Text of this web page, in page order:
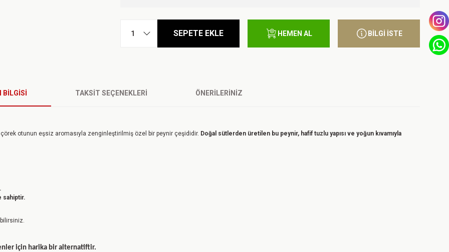
SEPETE EKLE HEMEN AL BİLGİ İSTE
BILGISI TAKSIT SEÇENEKLERI ÖNERILERINIZ
otunun eşsiz aromasıyla zenginleştirilmiş özel bir peynir çeşididir. Doğal sütlerden üretilen bu peynir, hafif tuzlu yapısı ve yoğun kıvamıyla
sahiptir.
için harika bir alternatiftir.